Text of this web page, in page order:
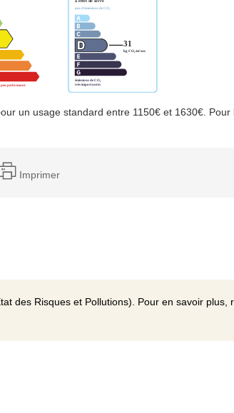
un usage standard entre 1150€ et 1630€.
Imprimer
des Risques et Pollutions). Pour en savoir plus,